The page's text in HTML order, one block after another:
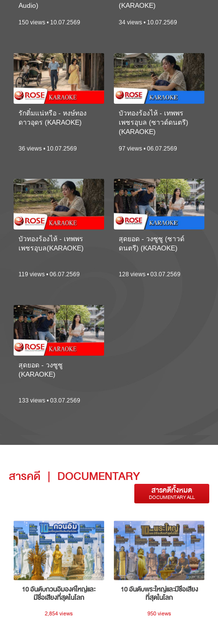
Audio)
150 views • 10.07.2569
(KARAOKE)
34 views • 10.07.2569
รักติ๋มแน่หรือ - หงษ์ทอง
ดาวอุดร (KARAOKE)
36 views • 10.07.2569
บัวทองร้องไห้ - เทพพร
เพชรอุบล (ซาวด์ดนตรี)
(KARAOKE)
97 views • 06.07.2569
บัวทองร้องไห้ - เทพพร
เพชรอุบล(KARAOKE)
119 views • 06.07.2569
สุดยอด - วงซูซู (ซาวด์
ดนตรี) (KARAOKE)
128 views • 03.07.2569
สุดยอด - วงซูซู
(KARAOKE)
133 views • 03.07.2569
สารคดี | DOCUMENTARY
สารคดีทั้งหมด
DOCUMENTARY ALL
10 อันดับกวนอิมองค์ใหญ่และ
มีชื่อเสียงที่สุดในโลก
2,854 views
10 อันดับพระใหญ่และมีชื่อเสียง
ที่สุดในโลก
950 views